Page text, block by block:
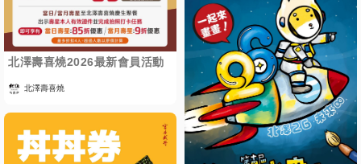
北澤壽喜燒2026最新會員活動
北澤壽喜燒